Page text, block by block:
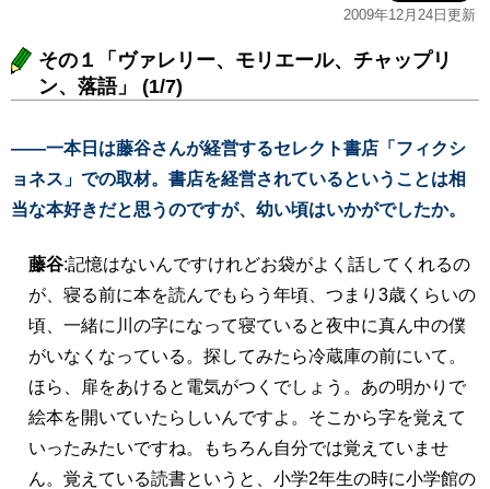
2009年12月24日更新
その１「ヴァレリー、モリエール、チャップリ
ン、落語」 (1/7)
――一本日は藤谷さんが経営するセレクト書店「フィクシ
ョネス」での取材。書店を経営されているということは相
当な本好きだと思うのですが、幼い頃はいかがでしたか。
藤谷:記憶はないんですけれどお袋がよく話してくれるの
が、寝る前に本を読んでもらう年頃、つまり3歳くらいの
頃、一緒に川の字になって寝ていると夜中に真ん中の僕
がいなくなっている。探してみたら冷蔵庫の前にいて。
ほら、扉をあけると電気がつくでしょう。あの明かりで
絵本を開いていたらしいんですよ。そこから字を覚えて
いったみたいですね。もちろん自分では覚えていませ
ん。覚えている読書というと、小学2年生の時に小学館の